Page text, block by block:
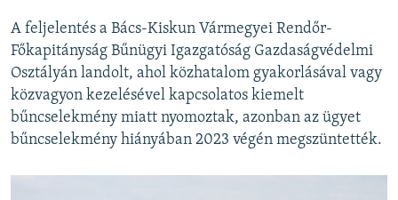
A feljelentés a Bács-Kiskun Vármegyei Rendőr-
Főkapitányság Bűnügyi Igazgatóság Gazdaságvédelmi
Osztályán landolt, ahol közhatalom gyakorlásával vagy
közvagyon kezelésével kapcsolatos kiemelt
bűncselekmény miatt nyomoztak, azonban az ügyet
bűncselekmény hiányában 2023 végén megszüntették.